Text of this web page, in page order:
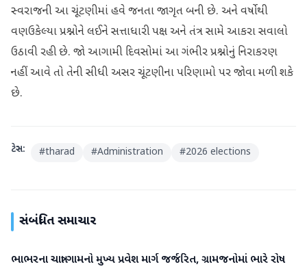
સ્વરાજની આ ચૂંટણીમાં હવે જનતા જાગૃત બની છે. અને વર્ષોથી
વણઉકેલ્યા પ્રશ્નોને લઈને સત્તાધારી પક્ષ અને તંત્ર સામે આકરા સવાલો
ઉઠાવી રહી છે. જો આગામી દિવસોમાં આ ગંભીર પ્રશ્નોનું નિરાકરણ
નહીં આવે તો તેની સીધી અસર ચૂંટણીના પરિણામો પર જોવા મળી શકે
છે.
ટેગ્સ: #tharad #Administration #2026 elections
સંબંધિત સમાચાર
વાવ-થરાદ
ભાભરના ચાત્રા ગામનો મુખ્ય પ્રવેશ માર્ગ જર્જરિત, ગ્રામજનોમાં ભારે રોષ